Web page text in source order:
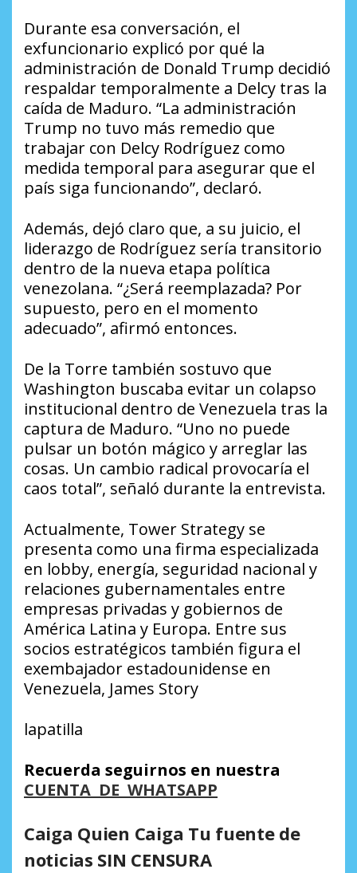
Durante esa conversación, el
exfuncionario explicó por qué la
administración de Donald Trump decidió
respaldar temporalmente a Delcy tras la
caída de Maduro. “La administración
Trump no tuvo más remedio que
trabajar con Delcy Rodríguez como
medida temporal para asegurar que el
país siga funcionando”, declaró.
Además, dejó claro que, a su juicio, el
liderazgo de Rodríguez sería transitorio
dentro de la nueva etapa política
venezolana. “¿Será reemplazada? Por
supuesto, pero en el momento
adecuado”, afirmó entonces.
De la Torre también sostuvo que
Washington buscaba evitar un colapso
institucional dentro de Venezuela tras la
captura de Maduro. “Uno no puede
pulsar un botón mágico y arreglar las
cosas. Un cambio radical provocaría el
caos total”, señaló durante la entrevista.
Actualmente, Tower Strategy se
presenta como una firma especializada
en lobby, energía, seguridad nacional y
relaciones gubernamentales entre
empresas privadas y gobiernos de
América Latina y Europa. Entre sus
socios estratégicos también figura el
exembajador estadounidense en
Venezuela, James Story
lapatilla
Recuerda seguirnos en nuestra
CUENTA DE WHATSAPP
Caiga Quien Caiga Tu fuente de
noticias SIN CENSURA